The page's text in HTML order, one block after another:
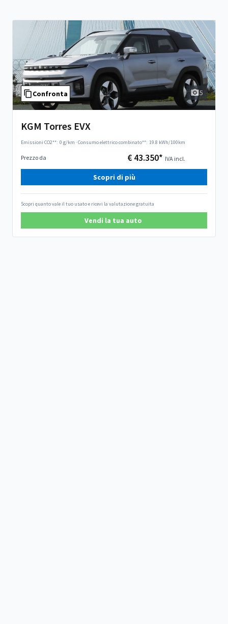
Confronta 5
KGM Torres EVX
Emissioni CO2**: 0 g/km ·Consumo elettrico combinato**: 19.8 kWh/100km
Prezzo da € 43.350* IVA incl.
Scopri di più
Scopri quanto vale il tuo usato e ricevi la valutazione gratuita
Vendi la tua auto